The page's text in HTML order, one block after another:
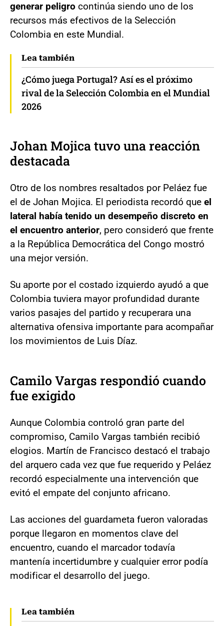
generar peligro continúa siendo uno de los
recursos más efectivos de la Selección
Colombia en este Mundial.
Lea también
¿Cómo juega Portugal? Así es el próximo
rival de la Selección Colombia en el Mundial
2026
Johan Mojica tuvo una reacción
destacada
Otro de los nombres resaltados por Peláez fue
el de Johan Mojica. El periodista recordó que el
lateral había tenido un desempeño discreto en
el encuentro anterior, pero consideró que frente
a la República Democrática del Congo mostró
una mejor versión.
Su aporte por el costado izquierdo ayudó a que
Colombia tuviera mayor profundidad durante
varios pasajes del partido y recuperara una
alternativa ofensiva importante para acompañar
los movimientos de Luis Díaz.
Camilo Vargas respondió cuando
fue exigido
Aunque Colombia controló gran parte del
compromiso, Camilo Vargas también recibió
elogios. Martín de Francisco destacó el trabajo
del arquero cada vez que fue requerido y Peláez
recordó especialmente una intervención que
evitó el empate del conjunto africano.
Las acciones del guardameta fueron valoradas
porque llegaron en momentos clave del
encuentro, cuando el marcador todavía
mantenía incertidumbre y cualquier error podía
modificar el desarrollo del juego.
Lea también